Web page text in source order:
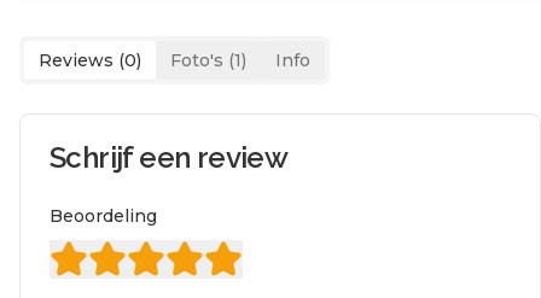
Reviews (0) Foto's (1) Info
Schrijf een review
Beoordeling